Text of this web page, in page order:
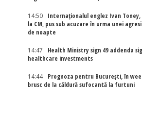
14:50
Internaţionalul englez Ivan
la CM, pus sub acuzare în urma unei
de noapte
14:47
Health Ministry sign 49 addenda
healthcare investments
14:44
Prognoza pentru București, în
brusc de la căldură sufocantă la furtuni